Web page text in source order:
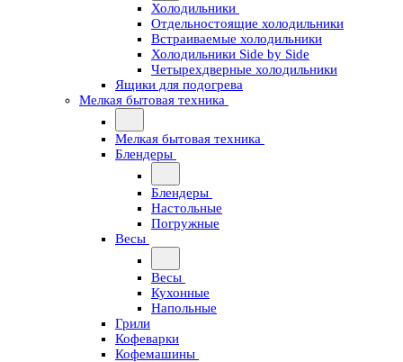
Холодильники
Отдельностоящие холодильники
Встраиваемые холодильники
Холодильники Side by Side
Четырехдверные холодильники
Ящики для подогрева
Мелкая бытовая техника
Мелкая бытовая техника
Блендеры
Блендеры
Настольные
Погружные
Весы
Весы
Кухонные
Напольные
Грили
Кофеварки
Кофемашины